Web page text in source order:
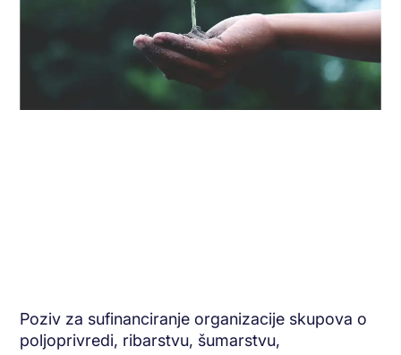
Poziv za sufinanciranje organizacije skupova o
poljoprivredi, ribarstvu, šumarstvu,